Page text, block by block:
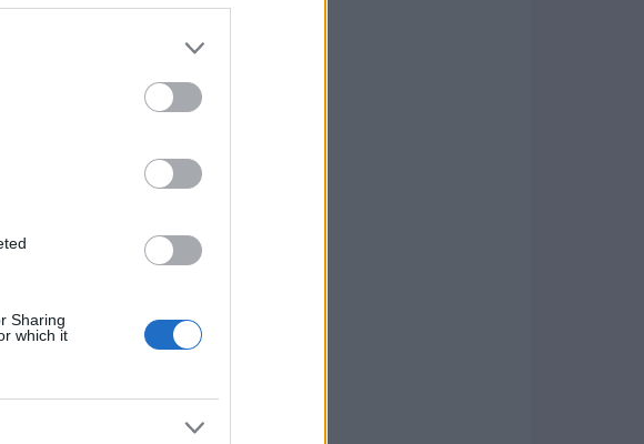
Sharing
which it
del
si
un lato,